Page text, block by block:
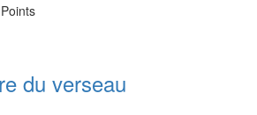
Points
du verseau